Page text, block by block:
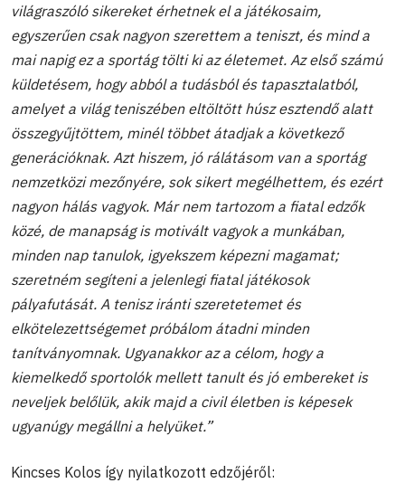
világraszóló sikereket érhetnek el a játékosaim,
egyszerűen csak nagyon szerettem a teniszt, és mind a
mai napig ez a sportág tölti ki az életemet. Az első számú
küldetésem, hogy abból a tudásból és tapasztalatból,
amelyet a világ teniszében eltöltött húsz esztendő alatt
összegyűjtöttem, minél többet átadjak a következő
generációknak. Azt hiszem, jó rálátásom van a sportág
nemzetközi mezőnyére, sok sikert megélhettem, és ezért
nagyon hálás vagyok. Már nem tartozom a fiatal edzők
közé, de manapság is motivált vagyok a munkában,
minden nap tanulok, igyekszem képezni magamat;
szeretném segíteni a jelenlegi fiatal játékosok
pályafutását. A tenisz iránti szeretetemet és
elkötelezettségemet próbálom átadni minden
tanítványomnak. Ugyanakkor az a célom, hogy a
kiemelkedő sportolók mellett tanult és jó embereket is
neveljek belőlük, akik majd a civil életben is képesek
ugyanúgy megállni a helyüket.”
Kincses Kolos így nyilatkozott edzőjéről: